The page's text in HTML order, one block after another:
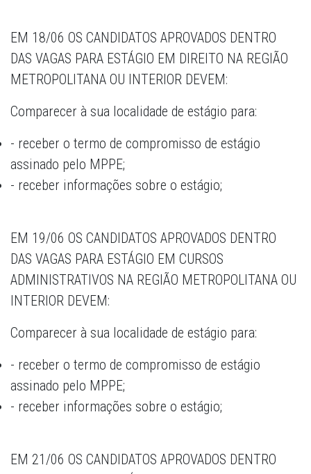
EM 18/06 OS CANDIDATOS APROVADOS DENTRO
DAS VAGAS PARA ESTÁGIO EM DIREITO NA REGIÃO
METROPOLITANA OU INTERIOR DEVEM:
Comparecer à sua localidade de estágio para:
- receber o termo de compromisso de estágio
assinado pelo MPPE;
- receber informações sobre o estágio;
EM 19/06 OS CANDIDATOS APROVADOS DENTRO
DAS VAGAS PARA ESTÁGIO EM CURSOS
ADMINISTRATIVOS NA REGIÃO METROPOLITANA OU
INTERIOR DEVEM:
Comparecer à sua localidade de estágio para:
- receber o termo de compromisso de estágio
assinado pelo MPPE;
- receber informações sobre o estágio;
EM 21/06 OS CANDIDATOS APROVADOS DENTRO